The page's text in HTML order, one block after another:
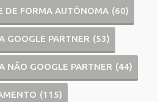
DE FORMA AUTÔNOMA (60)
GOOGLE PARTNER (53)
NÃO GOOGLE PARTNER (44)
(115)